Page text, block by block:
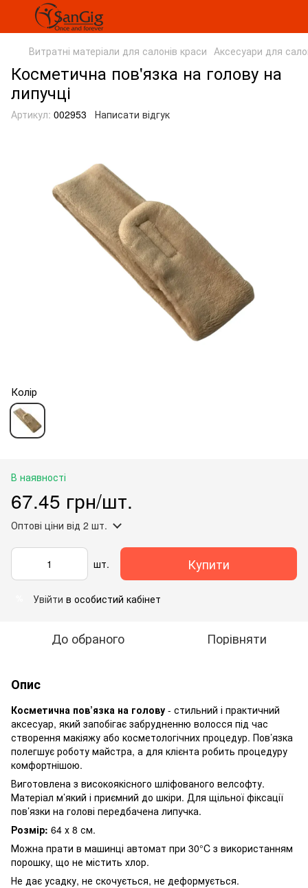
Витратні матеріали для салонів краси Аксесуари для
Косметична пов'язка на голову на
липучці
Артикул: 002953 Написати відгук
Колір
В наявності
67.45 грн/шт.
Оптові ціни від 2 шт.
шт. Купити
Увійти в особистий кабінет
До обраного Порівняти
Опис
Косметична пов’язка на голову - стильний і практичний
аксесуар, який запобігає забрудненню волосся під час
створення макіяжу або косметологічних процедур. Пов’язка
полегшує роботу майстра, а для клієнта робить процедуру
комфортнішою.
Виготовлена з високоякісного шліфованого велсофту.
Матеріал м’який і приємний до шкіри. Для щільної фіксації
пов’язки на голові передбачена липучка.
Розмір: 64 х 8 см.
Можна прати в машинці автомат при 30°C з використанням
порошку, що не містить хлор.
Не дає усадку, не скочується, не деформується.